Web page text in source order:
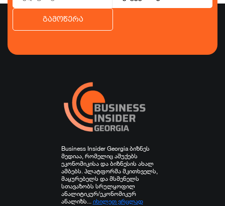
გამოწერა
Business Insider Georgia ბიზნეს
მედიაა, რომელიც აშუქებს
ეკონომიკისა და ბიზნესის ახალ
ამბებს. პლატფორმა მკითხველს,
მაყურებელს და მსმენელს
სთავაზობს სრულყოფილ
ანალიტიკურ/ეკონომიკურ
ანალიზს... იხილეთ ვრცლად